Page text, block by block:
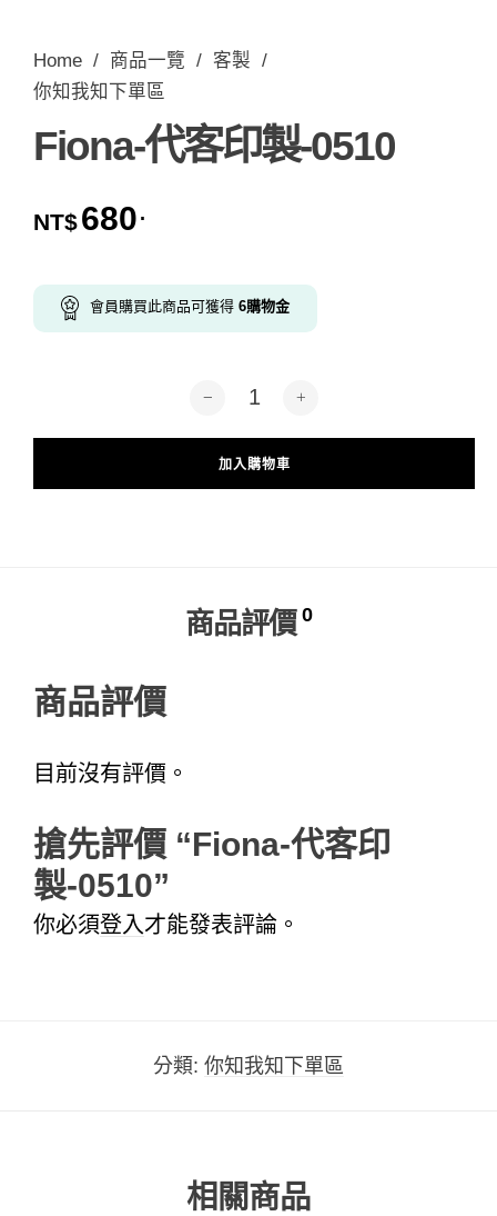
Home / 商品一覽 / 客製 /
你知我知下單區
Fiona-代客印製-0510
NT$680 .
會員購買此商品可獲得 6購物金
Fiona-代客印製-0510 數量
加入購物車
商品評價 0
商品評價
目前沒有評價。
搶先評價 “Fiona-代客印
製-0510”
你必須登入才能發表評論。
分類: 你知我知下單區
相關商品